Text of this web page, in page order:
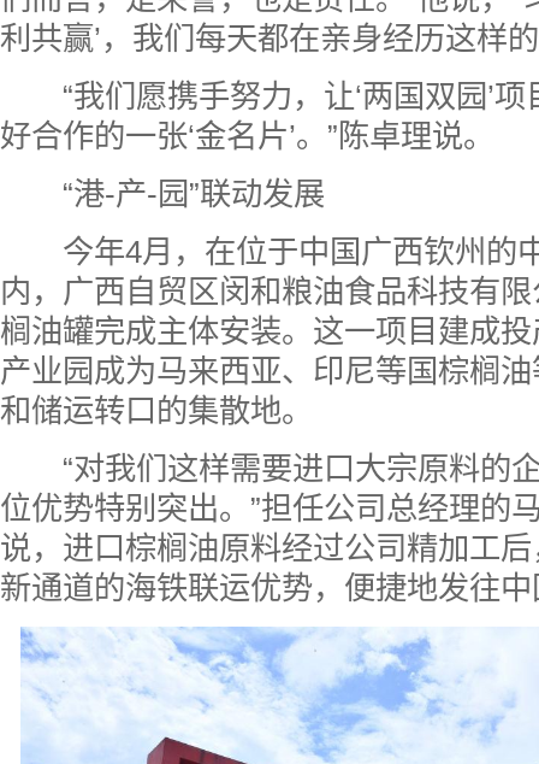
利共赢’，我们每天都在亲身经历这样
“我们愿携手努力，让‘两国双园’项
好合作的一张‘金名片’。”陈卓理说。
“港-产-园”联动发展
今年4月，在位于中国广西钦州的
内，广西自贸区闵和粮油食品科技有
榈油罐完成主体安装。这一项目建成
产业园成为马来西亚、印尼等国棕榈
和储运转口的集散地。
“对我们这样需要进口大宗原料的
位优势特别突出。”担任公司总经理的
说，进口棕榈油原料经过公司精加工
新通道的海铁联运优势，便捷地发往